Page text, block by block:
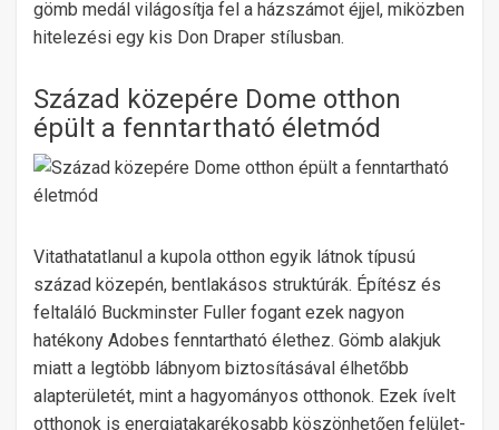
gömb medál világosítja fel a házszámot éjjel, miközben
hitelezési egy kis Don Draper stílusban.
Század közepére Dome otthon
épült a fenntartható életmód
Vitathatatlanul a kupola otthon egyik látnok típusú
század közepén, bentlakásos struktúrák. Építész és
feltaláló Buckminster Fuller fogant ezek nagyon
hatékony Adobes fenntartható élethez. Gömb alakjuk
miatt a legtöbb lábnyom biztosításával élhetőbb
alapterületét, mint a hagyományos otthonok. Ezek ívelt
otthonok is energiatakarékosabb köszönhetően felület-